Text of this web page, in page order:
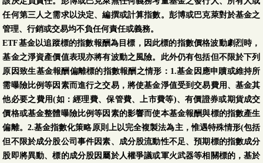
任何第三人之需求以決定、編撰或計算指數。彭博或巴克萊對於基金之
管理、行銷或交易均不負任何責任或義務。
ETF基金以追蹤標的指數報酬為目標，因此標的指數價格波動劇烈時，
基金之淨資產價值表現亦將有波動之風險。此外仍有包括但不限於下列
原因致生基金報酬偏離標的指數報酬之情形：1.基金因應申贖或維持所
需曝險比例等因素而進行之交易，將使基金淨值受到交易費用、基金其
他必要之費用(如：經理費、保管費、上市費等)、有價證券或期貨成交
價格或基金整體曝險比例等因素的影響而使本基金報酬與標的指數產生
偏離。2.基金指數化策略原則上以完全複製法為主，惟遇特殊情形(包括
但不限於成分股公司事件因素、成分股流動性不足、預期標的指數成分
股即將異動、標的成分股因屬於人權爭議或軍火武器等相關標的，基於